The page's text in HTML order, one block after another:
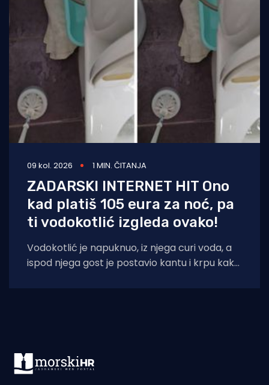
09 kol. 2026 1 MIN. ČITANJA
ZADARSKI INTERNET HIT Ono
kad platiš 105 eura za noć, pa
ti vodokotlić izgleda ovako!
Vodokotlić je napuknuo, iz njega curi voda, a
ispod njega gost je postavio kantu i krpu kako